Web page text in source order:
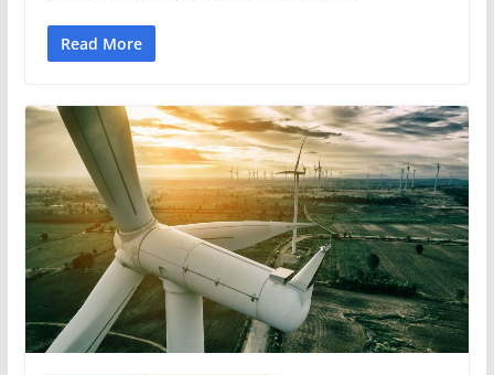
Read More